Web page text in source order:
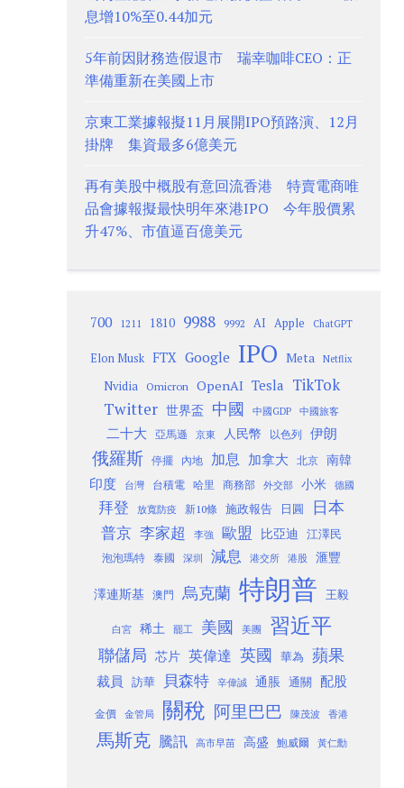
息增10%至0.44加元
5年前因財務造假退市 瑞幸咖啡CEO：正
準備重新在美國上市
京東工業據報擬11月展開IPO預路演、12月
掛牌 集資最多6億美元
再有美股中概股有意回流香港 特賣電商唯
品會據報擬最快明年來港IPO 今年股價累
升47%、市值逼百億美元
700 1211 1810 9988 9992 AI Apple ChatGPT
Elon Musk FTX Google IPO Meta Netflix
Nvidia Omicron OpenAI Tesla TikTok
Twitter 世界盃 中國 中國GDP 中國旅客
二十大 亞馬遜 京東 人民幣 以色列 伊朗
俄羅斯 停擺 內地 加息 加拿大 北京
南韓
印度
台灣 台積電 哈里 商務部 外交部 小米 德國
拜登 放寬防疫 新10條 施政報告 日圓 日本
普京 李家超 李強 歐盟 比亞迪 江澤民
泡泡瑪特 泰國 深圳 減息 港交所 港股 滙豐
澤連斯基 澳門 烏克蘭 特朗普 王毅
白宮 稀土 罷工 美國 美團 習近平
聯儲局 芯片 英偉達 英國 華為 蘋果
裁員 訪華 貝森特 辛偉誠 通脹 通關 配股
金價 金管局 關稅 阿里巴巴 陳茂波 香港
馬斯克 騰訊 高市早苗 高盛 鮑威爾 黃仁勳